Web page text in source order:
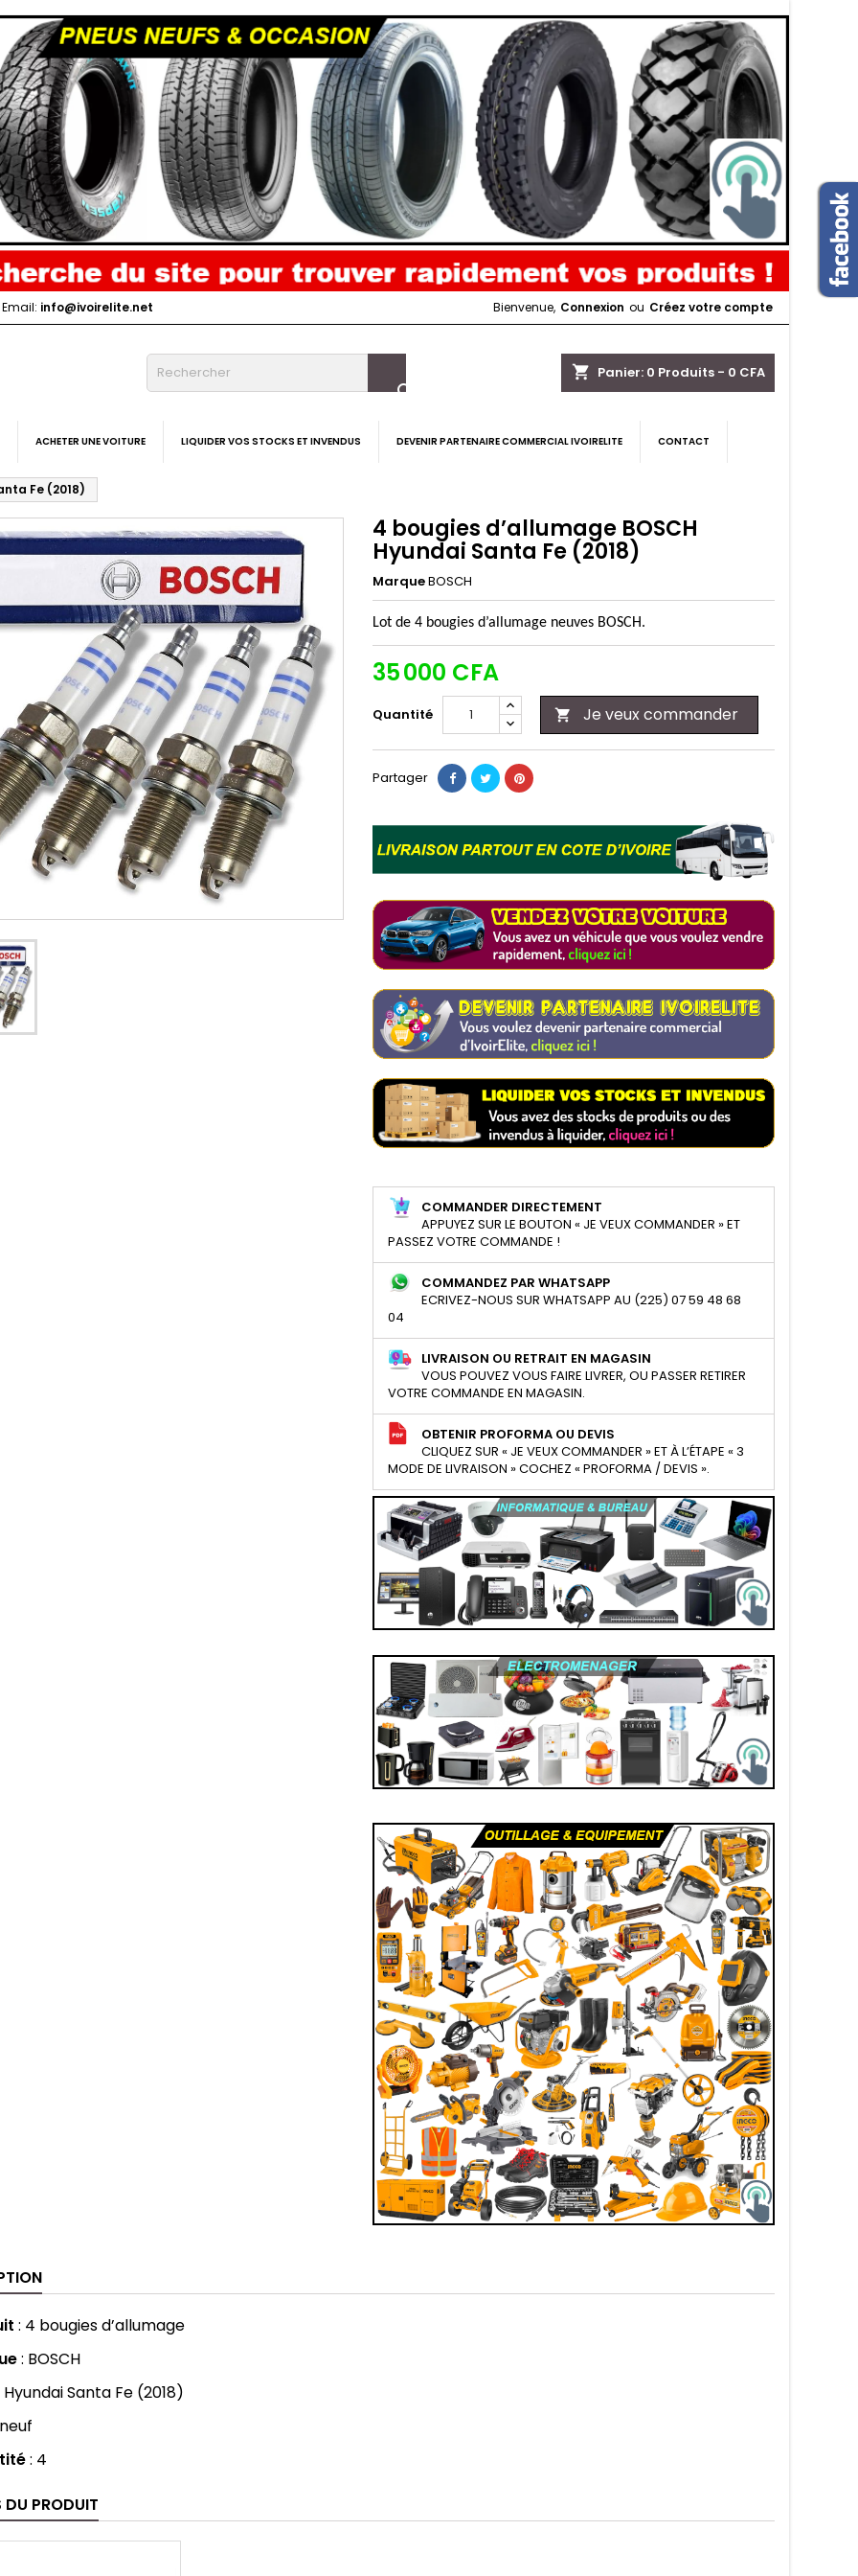
Email: info@ivoirelite.net Bienvenue, Connexion ou Créez votre compte
shopping_cart Panier: 0 Produits - 0 CFA

ACHETER UNE VOITURE LIQUIDER VOS STOCKS ET INVENDUS DEVENIR PARTENAIRE COMMERCIAL IVOIRELITE CONTACT
Fe (2018)
4 bougies d’allumage BOSCH
Hyundai Santa Fe (2018)
MarqueBOSCH
Lot de 4 bougies d’allumage neuves BOSCH.
35 000 CFA
Quantité  Je veux commander
Partager
COMMANDER DIRECTEMENT
APPUYEZ SUR LE BOUTON « JE VEUX COMMANDER » ET
PASSEZ VOTRE COMMANDE !
COMMANDEZ PAR WHATSAPP
ECRIVEZ-NOUS SUR WHATSAPP AU (225) 07 59 48 68
04
LIVRAISON OU RETRAIT EN MAGASIN
VOUS POUVEZ VOUS FAIRE LIVRER, OU PASSER RETIRER
VOTRE COMMANDE EN MAGASIN.
OBTENIR PROFORMA OU DEVIS
CLIQUEZ SUR « JE VEUX COMMANDER » ET À L’ÉTAPE « 3
MODE DE LIVRAISON » COCHEZ « PROFORMA / DEVIS ».
: 4 bougies d’allumage
: BOSCH
Hyundai Santa Fe (2018)
: 4
DU PRODUIT